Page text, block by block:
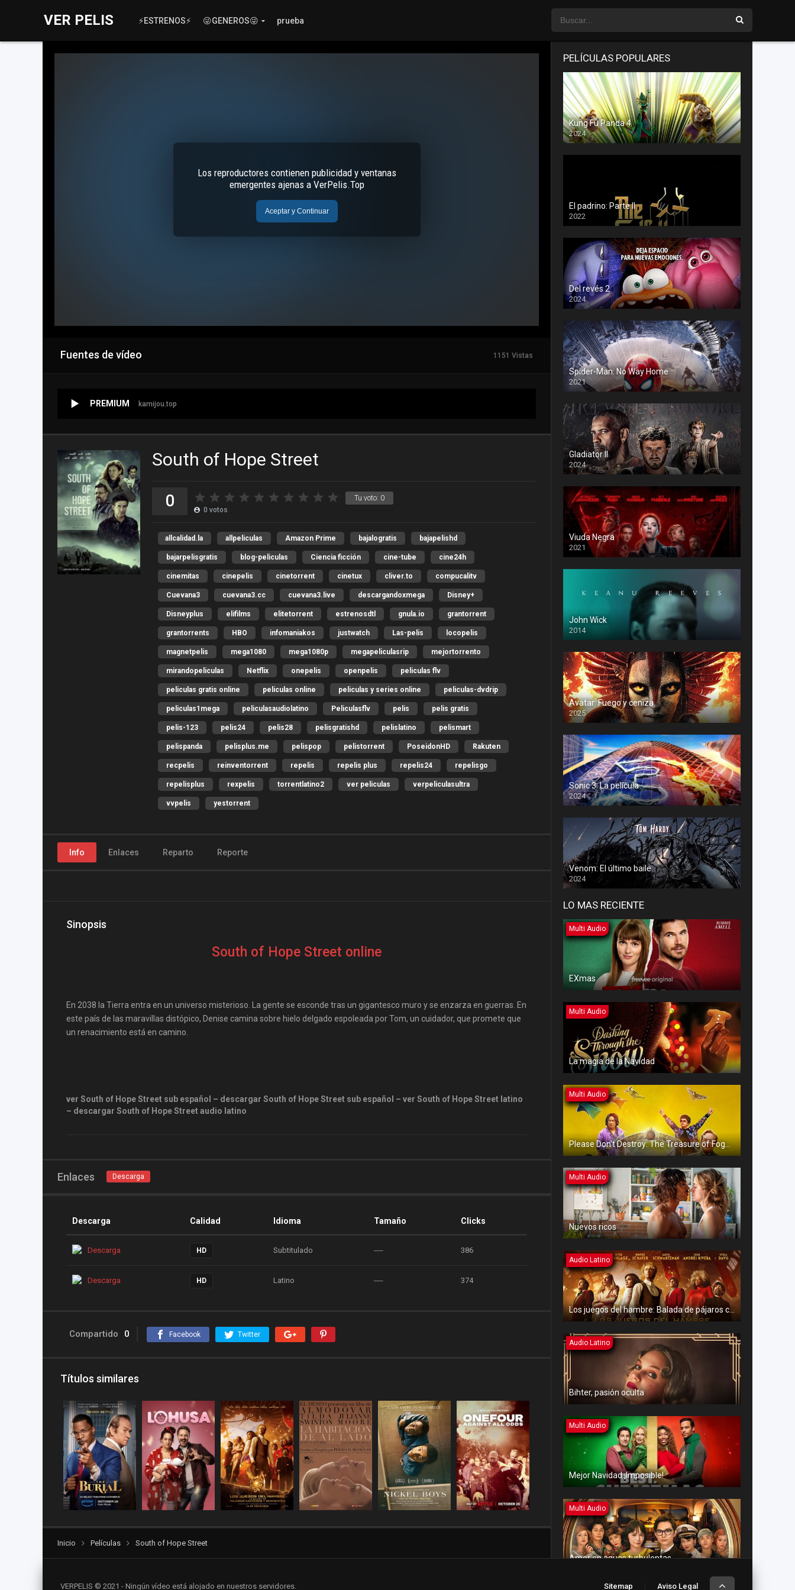
VER PELIS ⚡ESTRENOS⚡ 😜GENEROS😜 prueba
Fuentes de vídeo 1151 Vistas
PREMIUM kamijou.top
South of Hope Street
Tu voto: 0
0 0 votos
allcalidad.la allpeliculas Amazon Prime bajalogratis bajapelishd
bajarpelisgratis blog-peliculas Ciencia ficción cine-tube cine24h
cinemitas cinepelis cinetorrent cinetux cliver.to compucalitv
Cuevana3 cuevana3.cc cuevana3.live descargandoxmega Disney+
Disneyplus elifilms elitetorrent estrenosdtl gnula.io grantorrent
grantorrents HBO infomaniakos justwatch Las-pelis locopelis
magnetpelis mega1080 mega1080p megapeliculasrip mejortorrento
mirandopeliculas Netflix onepelis openpelis peliculas flv
peliculas gratis online peliculas online peliculas y series online peliculas-dvdrip
peliculas1mega peliculasaudiolatino Peliculasflv pelis pelis gratis
pelis-123 pelis24 pelis28 pelisgratishd pelislatino pelismart
pelispanda pelisplus.me pelispop pelistorrent PoseidonHD Rakuten
recpelis reinventorrent repelis repelis plus repelis24 repelisgo
repelisplus rexpelis torrentlatino2 ver peliculas verpeliculasultra
vvpelis yestorrent
Info Enlaces Reparto Reporte
Sinopsis
South of Hope Street online
En 2038 la Tierra entra en un universo misterioso. La gente se esconde tras un gigantesco muro y se enzarza en guerras. En
este país de las maravillas distópico, Denise camina sobre hielo delgado espoleada por Tom, un cuidador, que promete que
un renacimiento está en camino.
ver South of Hope Street sub español – descargar South of Hope Street sub español – ver South of Hope Street latino
– descargar South of Hope Street audio latino
Enlaces Descarga
Descarga Calidad Idioma Tamaño Clicks
Descarga HD Subtitulado ---- 386
Descarga HD Latino ---- 374
Compartido 0 Facebook Twitter
Títulos similares
Inicio Películas South of Hope Street
PELÍCULAS POPULARES
Kung Fu Panda 4
2024
El padrino: Parte II
2022
Del revés 2
2024
Spider-Man: No Way Home
2021
Gladiator II
2024
Viuda Negra
2021
John Wick
2014
Avatar: Fuego y ceniza
2025
Sonic 3: La película
2024
Venom: El último baile
2024
LO MAS RECIENTE
Multi Audio
EXmas
Multi Audio
La magia de la Navidad
Multi Audio
Please Don’t Destroy: The Treasure of Foggy Mountain
Multi Audio
Nuevos ricos
Audio Latino
Los juegos del hambre: Balada de pájaros cantores y serpientes
Audio Latino
Bihter, pasión oculta
Multi Audio
Mejor Navidad ¡Imposible!
Multi Audio
Amor en aguas turbulentas
VERPELIS © 2021 - Ningún vídeo está alojado en nuestros servidores. Sitemap Aviso Legal